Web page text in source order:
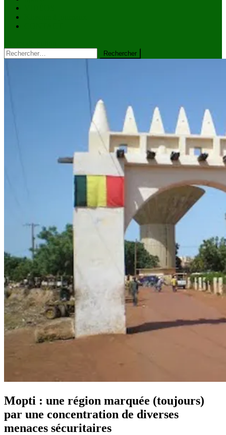
Rechercher :
Mopti : une région marquée (toujours)
par une concentration de diverses
menaces sécuritaires